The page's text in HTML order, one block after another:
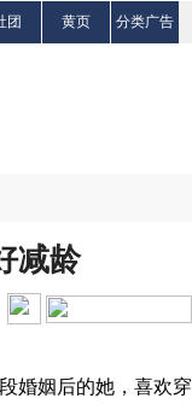
团 黄页 分类广告
减龄
婚姻后的她，喜欢穿